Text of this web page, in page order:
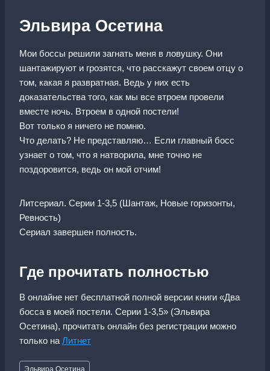
Эльвира Осетина
Мои боссы решили загнать меня в ловушку. Они
шантажируют и грозятся, что расскажут своем отцу о
том, какая я развратная. Ведь у них есть
доказательства того, как мы все втроем провели
вместе ночь. Втроем в одной постели!
Вот только я ничего не помню.
Что делать? Не представляю… Если главный босс
узнает о том, что я натворила, мне точно не
поздоровится, ведь он мой отчим!
Литсериал. Серии 1-3,5 (Шантаж, Новые горизонты,
Ревность)
Сериал завершен полность.
Где прочитать полностью
В онлайне нет бесплатной полной версии книги «Два
босса в моей постели. Серии 1-3,5» (Эльвира
Осетина), прочитать онлайн без регистрации можно
только на Литнет
Метки